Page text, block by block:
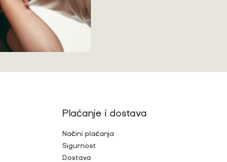
Plaćanje i dostava
Načini plaćanja
Sigurnost
Dostava